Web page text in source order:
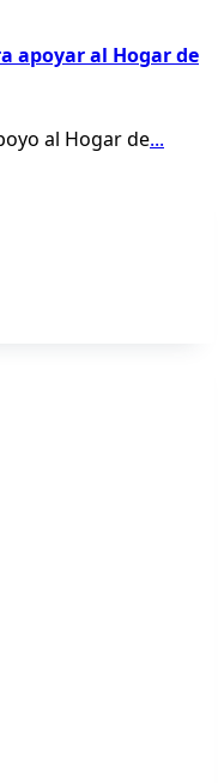
apoyar al Hogar de
al Hogar de...